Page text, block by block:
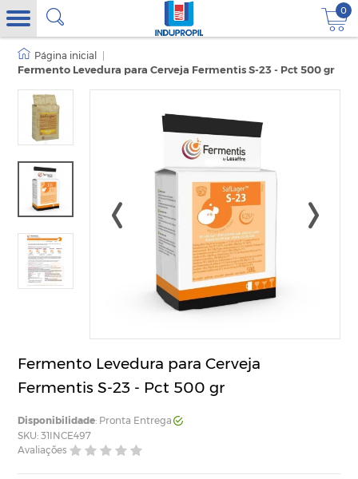
0
Fermento Levedura para Cerveja Fermentis S-23 - Pct 500 gr
Fermento Levedura para Cerveja
Fermentis S-23 - Pct 500 gr
Disponibilidade: Pronta Entrega
SKU: 31INCE497
Avaliações